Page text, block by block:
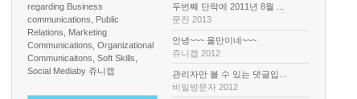
regarding Business
communications, Public
Relations, Marketing
Communications, Organizational
Communicaitons, Soft Skills,
Social Mediaby 쥬니캡
두번째 단락에 2011년 8월 ...
문진 2013
안녕~~~ 올만이네~~~
쥬니캡 2012
관리자만 볼 수 있는 댓글입...
비밀방문자 2012